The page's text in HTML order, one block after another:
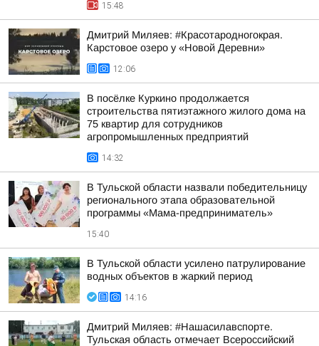
15:48
Дмитрий Миляев: #Красотародногокрая.
Карстовое озеро у «Новой Деревни»
12:06
В посёлке Куркино продолжается
строительства пятиэтажного жилого дома на
75 квартир для сотрудников
агропромышленных предприятий
14:32
В Тульской области назвали победительницу
регионального этапа образовательной
программы «Мама-предприниматель»
15:40
В Тульской области усилено патрулирование
водных объектов в жаркий период
14:16
Дмитрий Миляев: #Нашасилавспорте.
Тульская область отмечает Всероссийский